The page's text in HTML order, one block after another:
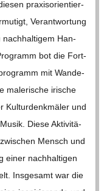
pra­xis­ori­en­tier­
Ver­ant­wor­tung
nach­hal­ti­gem Han­
bot die Fort­
mit Wan­de­
male­ri­sche iri­sche
Kul­tur­denk­mä­ler und
Diese Akti­vi­tä­
Mensch und
einer nach­hal­ti­gen
Ins­ge­samt war die